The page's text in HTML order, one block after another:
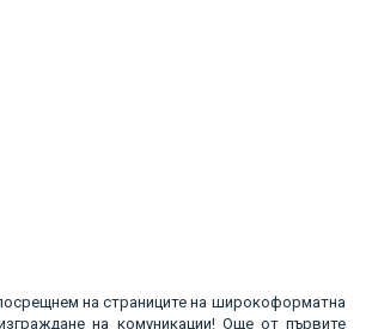
на страниците на широкоформатна
на комуникации! Още от първите